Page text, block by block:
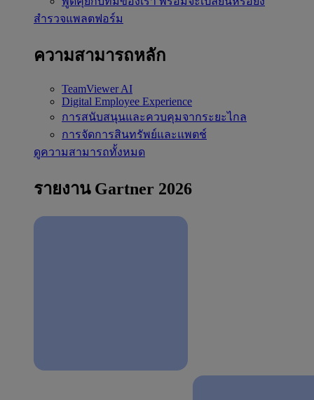
สำรวจแพลตฟอร์ม
ความสามารถหลัก
TeamViewer AI
Digital Employee Experience
การสนับสนุนและควบคุมจากระยะไกล
การจัดการสินทรัพย์และแพตช์
ดูความสามารถทั้งหมด
รายงาน Gartner 2026